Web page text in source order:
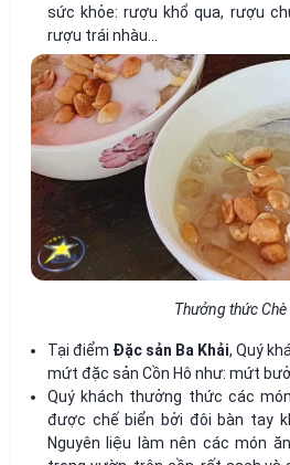
sức khỏe: rượu khổ qua, rượu
rượu trái nhàu…
Thưởng thức
Tại điểm Đặc sản Ba Khải, Quý
mứt đặc sản Cồn Hô như: mứt
Quý khách thưởng thức các
được chế biển bởi đôi bàn tay
Nguyên liệu làm nên các món